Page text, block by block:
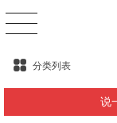
分类列表
说